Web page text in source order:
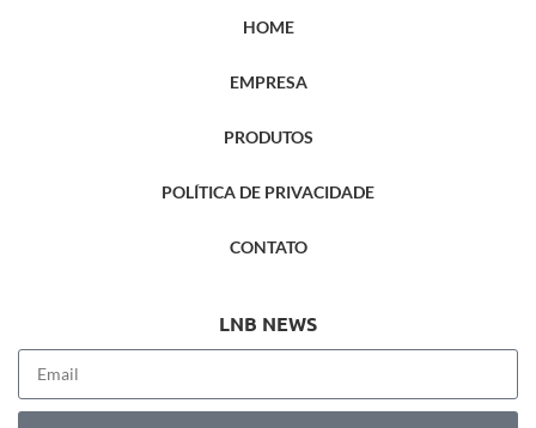
HOME
EMPRESA
PRODUTOS
POLÍTICA DE PRIVACIDADE
CONTATO
LNB NEWS